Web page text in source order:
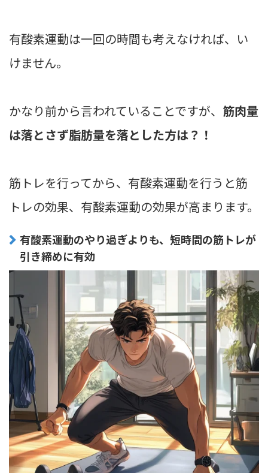
有酸素運動は一回の時間も考えなければ、い
けません。
かなり前から言われていることですが、 筋肉量
は落とさず脂肪量を落とした方は？！
筋トレを行ってから、有酸素運動を行うと筋
トレの効果、有酸素運動の効果が高まります。
有酸素運動のやり過ぎよりも、短時間の筋トレが
引き締めに有効